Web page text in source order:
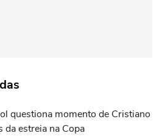
questiona momento de Cristiano
da estreia na Copa